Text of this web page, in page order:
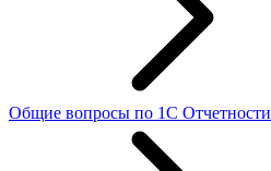
Общие вопросы по 1С Отчетности